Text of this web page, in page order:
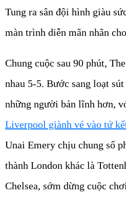
Tung ra sân đội hình giàu
màn trình diễn mãn nhãn
Chung cuộc sau 90 phút,
nhau 5-5. Bước sang loạt
những người bản lĩnh hơn,
Liverpool giành vé vào tứ
Unai Emery chịu chung số
thành London khác là
Chelsea, sớm dừng cuộc